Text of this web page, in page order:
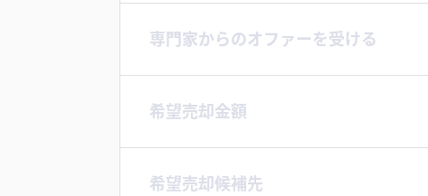
専門家からのオファーを受ける
希望売却金額
希望売却候補先